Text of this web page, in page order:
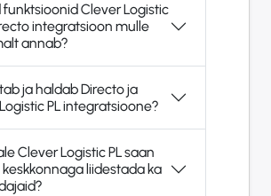
funktsioonid Clever Logistic
integratsioon mulle
annab?
ja haldab Directo ja
PL integratsioone?
Clever Logistic PL saan
liidestada ka